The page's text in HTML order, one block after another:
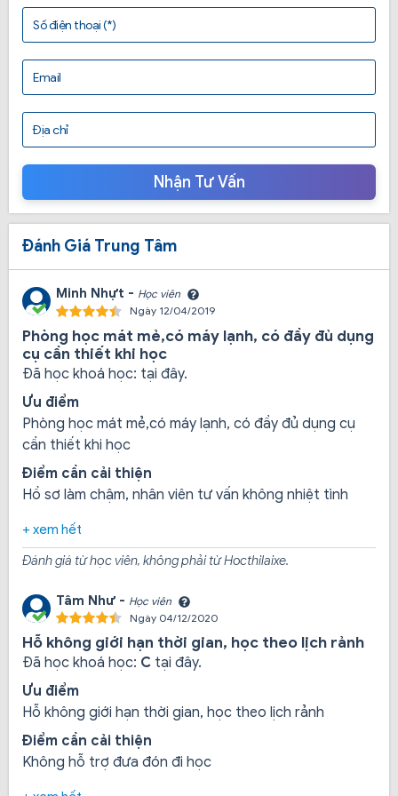
2. Tây Đô có ưu điểm gì mà thu hút rất
Hồ sơ đăng ký học không rườm rà, phức tạp
Đến với Tây Đô bạn chỉ cần mang theo những giấy tờ
sau:
6 tấm ảnh thẻ 3*4 đúng chuẩn
Giấy CMND hoặc CCCD.
Tiền nộp học phí.
Chỉ với những tờ giấy đơn giản này bạn sẽ được Tây
Đô xếp lịch học và thi mà không phải chờ đợi lâu (vì
trung tâm khai giảng khóa học thường xuyên).
Các khóa học tiêu biểu tại Tây Đô
Khóa học lái xe hạng A1: Được cung cấp bộ tài liệu
Số điện thoại (*)
Email
Địa chỉ
Nhận Tư Vấn
Đánh Giá Trung Tâm
Minh Nhựt - Học viên
Ngày 12/04/2019
Phòng học mát mẻ,có máy lạnh, có đầy đủ dụng
cụ cần thiết khi học
Đã học khoá học: tại đây.
Ưu điểm
Phòng học mát mẻ,có máy lạnh, có đầy đủ dụng cụ
cần thiết khi học
Điểm cần cải thiện
Hồ sơ làm chậm, nhân viên tư vấn không nhiệt tình
+ xem hết
Đánh giá từ học viên, không phải từ Hocthilaixe.
Tâm Như - Học viên
Ngày 04/12/2020
Hỗ không giới hạn thời gian, học theo lịch rảnh
Đã học khoá học: C tại đây.
Ưu điểm
Hỗ không giới hạn thời gian, học theo lịch rảnh
Điểm cần cải thiện
Không hỗ trợ đưa đón đi học